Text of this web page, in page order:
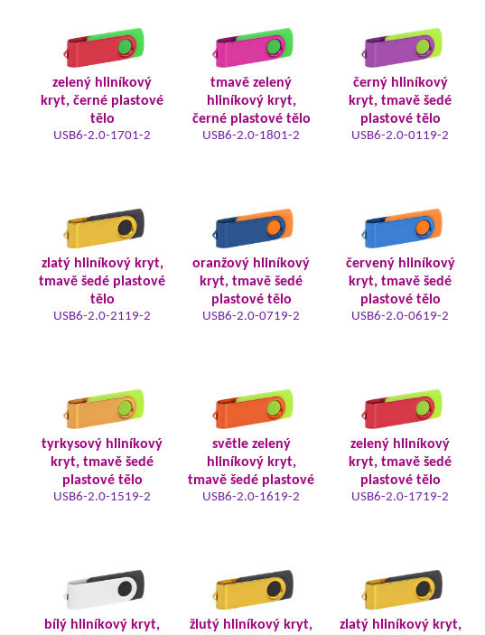
zelený hliníkový
kryt, černé plastové
tělo
USB6-2.0-1701-2
tmavě zelený
hliníkový kryt,
černé plastové tělo
USB6-2.0-1801-2
černý hliníkový
kryt, tmavě šedé
plastové tělo
USB6-2.0-0119-2
zlatý hliníkový kryt,
tmavě šedé plastové
tělo
USB6-2.0-2119-2
oranžový hliníkový
kryt, tmavě šedé
plastové tělo
USB6-2.0-0719-2
červený hliníkový
kryt, tmavě šedé
plastové tělo
USB6-2.0-0619-2
tyrkysový hliníkový
kryt, tmavě šedé
plastové tělo
USB6-2.0-1519-2
světle zelený
hliníkový kryt,
tmavě šedé plastové
USB6-2.0-1619-2
zelený hliníkový
kryt, tmavě šedé
plastové tělo
USB6-2.0-1719-2
bílý hliníkový kryt,
žlutý hliníkový kryt,
zlatý hliníkový kryt,